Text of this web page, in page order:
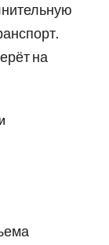
на